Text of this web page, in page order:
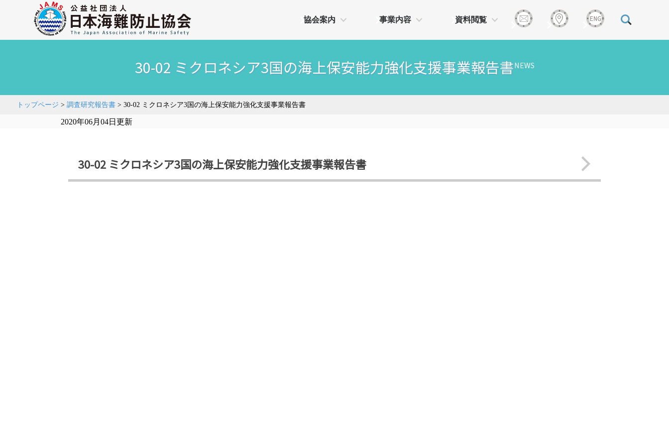
協会案内 事業内容 資料閲覧
30-02 ミクロネシア3国の海上保安能力強化支援事業報告書NEWS
トップページ > 調査研究報告書> 30-02 ミクロネシア3国の海上保安能力強化支援事業報告書
2020年06月04日更新
30-02 ミクロネシア3国の海上保安能力強化支援事業報告書